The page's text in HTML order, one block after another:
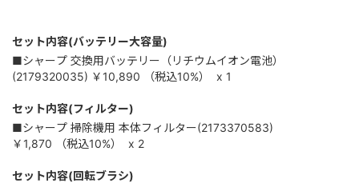
セット内容(バッテリー大容量)
■シャープ 交換用バッテリー（リチウムイオン電池）
(2179320035) ￥10,890 （税込10%） x 1
セット内容(フィルター)
■シャープ 掃除機用 本体フィルター(2173370583)
￥1,870
（税込10%） x 2
セット内容(回転ブラシ)